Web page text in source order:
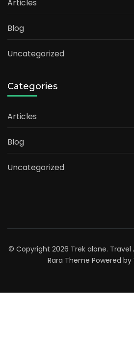
Articles
Blog
Uncategorized
Categories
Articles
Blog
Uncategorized
© Copyright 2026 Trek alone. Travel
Rara Theme Powered by